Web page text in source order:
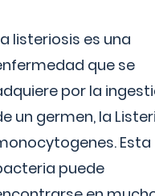
listeriosis es una
que se
por la
un germen, la
Esta
puede